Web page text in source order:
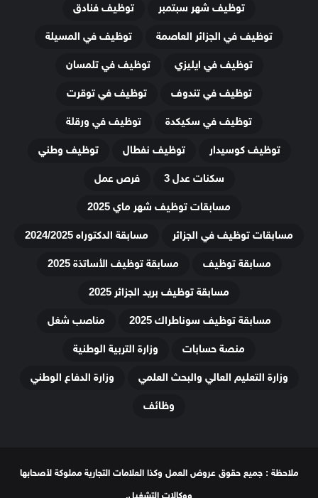
توظيف شهر سبتمبر
توظيف فنادق
توظيف في الجزائر العاصمة
توظيف في المسيلة
توظيف في ايليزي
توظيف في تلمسان
توظيف في تندوف
توظيف في توقرت
توظيف في سكيكدة
توظيف في ورقلة
توظيف كوسيدار
توظيف نفطال
توظيف وطني
سكنات عدل 3
فرص عمل
مسابقات توظيف شهر ماي 2025
مسابقات توظيف في الجزائر
مسابقة الدكتوراه 2024/2025
مسابقة توظيف
مسابقة توظيف الأساتذة 2025
مسابقة توظيف بريد الجزائر 2025
مسابقة توظيف سوناطراك 2025
مناصب شغل
منصة حسابات
وزارة التربية الوطنية
وزارة التعليم العالي والبحث العلمي
وزارة الدفاع الوطني
وظائف
ملاحظة : جميع حقوق عروض العمل وكذا العلامات التجارية مملوكة لأصحابها